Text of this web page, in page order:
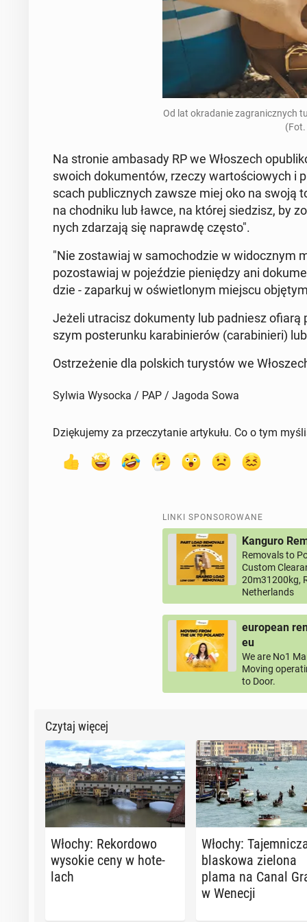
Od lat okra­da­nie za­gra­nicz­nych
Na stronie am­ba­sa­dy RP we Wło­szech
swoich do­ku­men­tów, rzeczy war­to­ścio­wych i
scach pu­blicz­nych zawsze miej oko na swoją
na chod­ni­ku lub ławce, na której sie­dzisz, by
nych zda­rza­ją się na­praw­dę często".
"Nie zo­sta­wiaj w sa­mo­cho­dzie w wi­docz­nym
po­zo­sta­wiaj w po­jeź­dzie pie­nię­dzy ani
dzie - za­par­kuj w oświe­tlo­nym miejscu
Jeżeli utra­cisz do­ku­men­ty lub pad­niesz ofiarą
szym po­ste­run­ku ka­ra­bi­nie­rów (ca­ra­bi­nie­ri)
Ostrze­że­nie dla pol­skich tu­ry­stów we
Sylwia Wysocka / PAP / Jagoda Sowa
Dziękujemy za przeczytanie artykułu. Co o tym
LINKI SPONSOROWANE
Kanguro
Removals to
Custom
20m31200kg,
Netherlands
european
eu
We are No1
Moving
to Door.
Czytaj więcej
Włochy: Re­kor­do­wo
wysokie ceny w ho­te­
lach
Włochy:
bla­sko­wa zielona
plama na Canal
w Wenecji